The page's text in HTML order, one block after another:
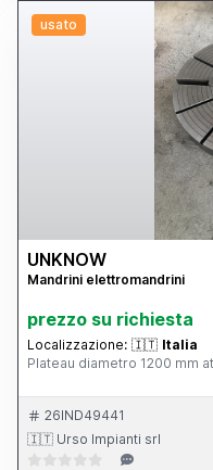
usato
UNKNOW
Mandrini elettromandrini
prezzo su richiesta
Localizzazione: 🇮🇹 Italia
Plateau diametro 1200 mm
26IND49441
🇮🇹 Urso Impianti srl